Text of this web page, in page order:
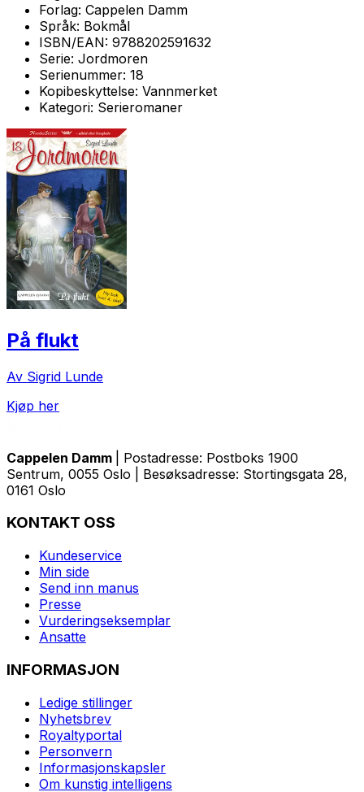
Forlag: Cappelen Damm
Språk: Bokmål
ISBN/EAN: 9788202591632
Serie: Jordmoren
Serienummer: 18
Kopibeskyttelse: Vannmerket
Kategori: Serieromaner
På flukt
Av Sigrid Lunde
Kjøp her
Cappelen Damm
| Postadresse: Postboks 1900
Sentrum, 0055 Oslo | Besøksadresse: Stortingsgata 28,
0161 Oslo
KONTAKT OSS
Kundeservice
Min side
Send inn manus
Presse
Vurderingseksemplar
Ansatte
INFORMASJON
Ledige stillinger
Nyhetsbrev
Royaltyportal
Personvern
Informasjonskapsler
Om kunstig intelligens